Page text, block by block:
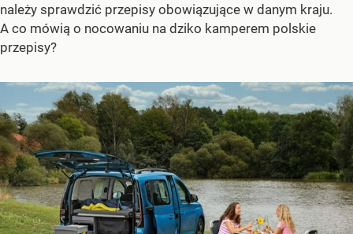
należy sprawdzić przepisy obowiązujące w danym kraju.
A co mówią o nocowaniu na dziko kamperem polskie
przepisy?